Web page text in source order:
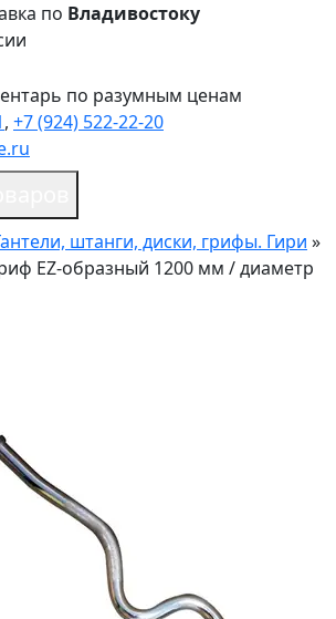
по Владивостоку
по разумным ценам
, +7 (924) 522-22-20
штанги, диски, грифы. Гири »
EZ-образный 1200 мм / диаметр